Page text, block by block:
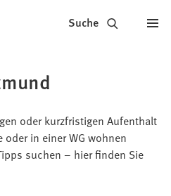
Suche
oder kurzfristigen Aufenthalt
in einer WG wohnen
suchen – hier finden Sie